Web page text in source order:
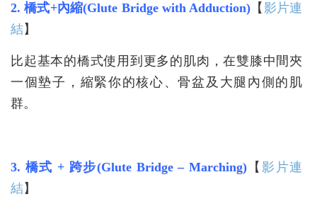
2. 橋式+內縮(Glute Bridge with Adduction) 【 影片連
結 】
比起基本的橋式使用到更多的肌肉，在雙膝中間夾
一個墊子，縮緊你的核心、骨盆及大腿內側的肌
群。
3. 橋式 + 跨步(Glute Bridge – Marching)【 影片連
結 】